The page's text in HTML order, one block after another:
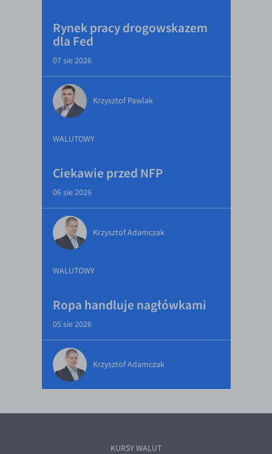
Rynek pracy drogowskazem
dla Fed
07 sie 2026
Krzysztof Pawlak
WALUTOWY
Ciekawie przed NFP
06 sie 2026
Krzysztof Adamczak
WALUTOWY
Ropa handluje nagłówkami
05 sie 2026
Krzysztof Adamczak
KURSY WALUT